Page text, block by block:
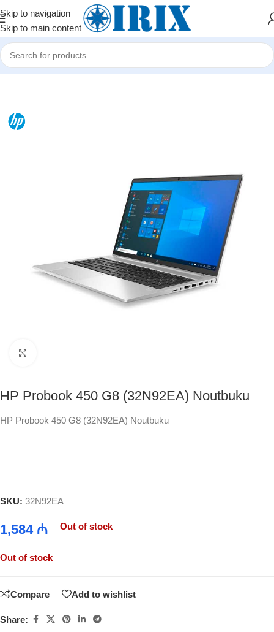
Skip to navigation
Skip to main content
Home/Shop/Noutbuklar
HP Probook 450 G8 (32N92EA) Noutbuku
HP Probook 450 G8 (32N92EA) Noutbuku
SKU: 32N92EA
1,584 ₼ Out of stock
Out of stock
Compare Add to wishlist
Share: